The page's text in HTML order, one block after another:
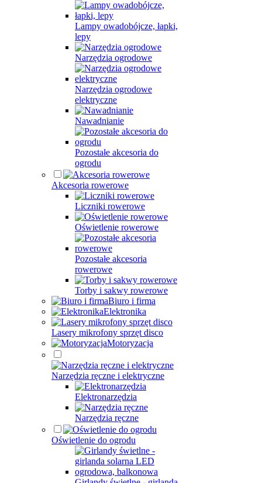
Lampy owadobójcze, łapki,
lepy
Narzędzia ogrodowe
Narzędzia ogrodowe
elektryczne
Nawadnianie
Pozostałe akcesoria do
ogrodu
Akcesoria rowerowe
Liczniki rowerowe
Oświetlenie rowerowe
Pozostałe akcesoria
rowerowe
Torby i sakwy rowerowe
Biuro i firma
Elektronika
Lasery mikrofony sprzęt disco
Motoryzacja
Narzędzia ręczne i elektryczne
Elektronarzędzia
Narzędzia ręczne
Oświetlenie do ogrodu